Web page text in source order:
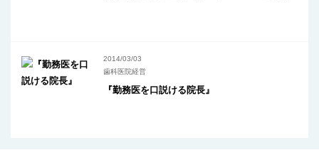
2014/03/03
歯科医院経営
『勤務医を口説ける院長』